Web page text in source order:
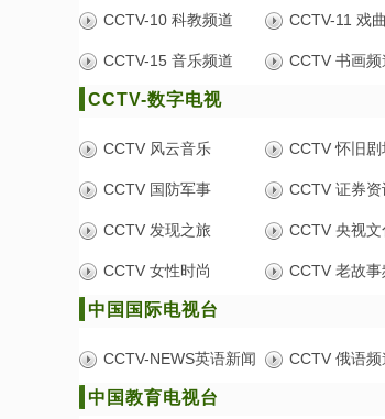
CCTV-10 科教频道 CCTV-11 戏
CCTV-15 音乐频道 CCTV 书画频
CCTV-数字电视
CCTV 风云音乐 CCTV 怀旧剧
CCTV 国防军事 CCTV 证券资
CCTV 发现之旅 CCTV 央视文
CCTV 女性时尚 CCTV 老故事
中国国际电视台
CCTV-NEWS英语新闻 CCTV 俄语频
中国教育电视台